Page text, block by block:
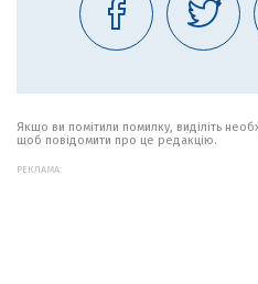
Якщо ви помітили помилку, виділіть
щоб повідомити про це редакцію.
РЕКЛАМА: